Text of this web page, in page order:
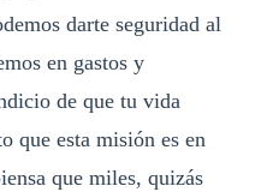
darte seguridad al
en gastos y
de que tu vida
que esta misión es en
que miles, quizás